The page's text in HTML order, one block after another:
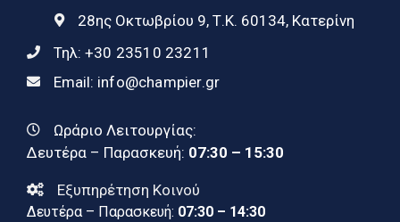
28ης Οκτωβρίου 9, Τ.Κ. 60134, Κατερίνη
Τηλ: +30 23510 23211
Email: info@champier.gr
Ωράριο Λειτουργίας:
Δευτέρα – Παρασκευή: 07:30 – 15:30
Εξυπηρέτηση Κοινού
Δευτέρα – Παρασκευή: 07:30 – 14:30